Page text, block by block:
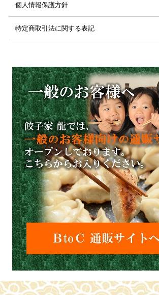
個人情報保護方針
特定商取引法に関する表記